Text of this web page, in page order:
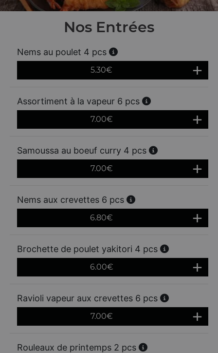
Nos Entrées
Nems au poulet 4 pcs
5.30€
Assortiment à la vapeur 6 pcs
7.00€
Samoussa au boeuf curry 4 pcs
7.00€
Nems aux crevettes 6 pcs
6.80€
Brochette de poulet yakitori 4 pcs
6.00€
Ravioli vapeur aux crevettes 6 pcs
7.00€
Rouleaux de printemps 2 pcs